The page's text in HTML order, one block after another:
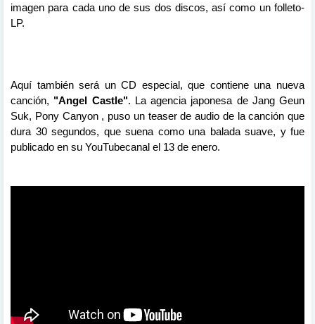
imagen para cada uno de sus dos discos, así como un folleto-
LP.
Aquí también será un CD especial, que contiene una nueva
canción, "Angel Castle". La agencia japonesa de Jang Geun
Suk, Pony Canyon , puso un teaser de audio de la canción que
dura 30 segundos, que suena como una balada suave, y fue
publicado en su YouTubecanal el 13 de enero.